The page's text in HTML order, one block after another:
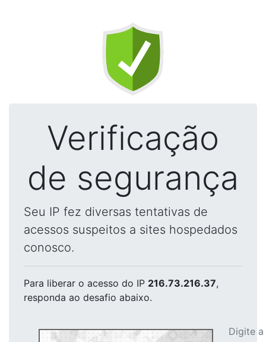
Verificação
de segurança
Seu IP fez diversas tentativas de
acessos suspeitos a sites hospedados
conosco.
Para liberar o acesso do IP 216.73.216.37,
responda ao desafio abaixo.
Digite